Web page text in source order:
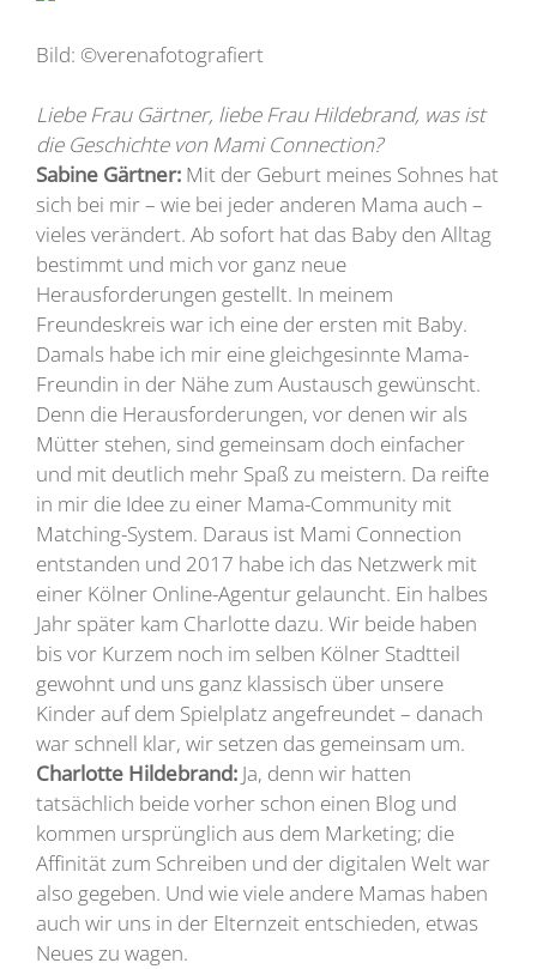
Bild: ©verenafotografiert
Liebe Frau Gärtner, liebe Frau Hildebrand, was ist
die Geschichte von Mami Connection?
Sabine Gärtner: Mit der Geburt meines Sohnes hat
sich bei mir – wie bei jeder anderen Mama auch –
vieles verändert. Ab sofort hat das Baby den Alltag
bestimmt und mich vor ganz neue
Herausforderungen gestellt. In meinem
Freundeskreis war ich eine der ersten mit Baby.
Damals habe ich mir eine gleichgesinnte Mama-
Freundin in der Nähe zum Austausch gewünscht.
Denn die Herausforderungen, vor denen wir als
Mütter stehen, sind gemeinsam doch einfacher
und mit deutlich mehr Spaß zu meistern. Da reifte
in mir die Idee zu einer Mama-Community mit
Matching-System. Daraus ist Mami Connection
entstanden und 2017 habe ich das Netzwerk mit
einer Kölner Online-Agentur gelauncht. Ein halbes
Jahr später kam Charlotte dazu. Wir beide haben
bis vor Kurzem noch im selben Kölner Stadtteil
gewohnt und uns ganz klassisch über unsere
Kinder auf dem Spielplatz angefreundet – danach
war schnell klar, wir setzen das gemeinsam um.
Charlotte Hildebrand: Ja, denn wir hatten
tatsächlich beide vorher schon einen Blog und
kommen ursprünglich aus dem Marketing; die
Affinität zum Schreiben und der digitalen Welt war
also gegeben. Und wie viele andere Mamas haben
auch wir uns in der Elternzeit entschieden, etwas
Neues zu wagen.